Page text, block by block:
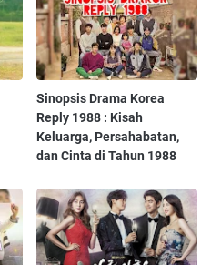
Sinopsis Drama Korea
Reply 1988 : Kisah
Keluarga, Persahabatan,
dan Cinta di Tahun 1988